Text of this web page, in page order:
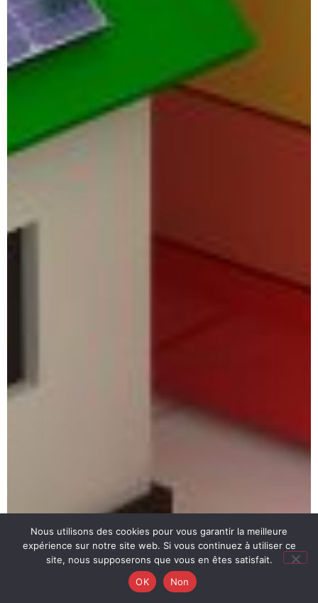
Nous utilisons des cookies pour vous garantir la meilleure
expérience sur notre site web. Si vous continuez à utiliser ce
site, nous supposerons que vous en êtes satisfait.
OK
Non